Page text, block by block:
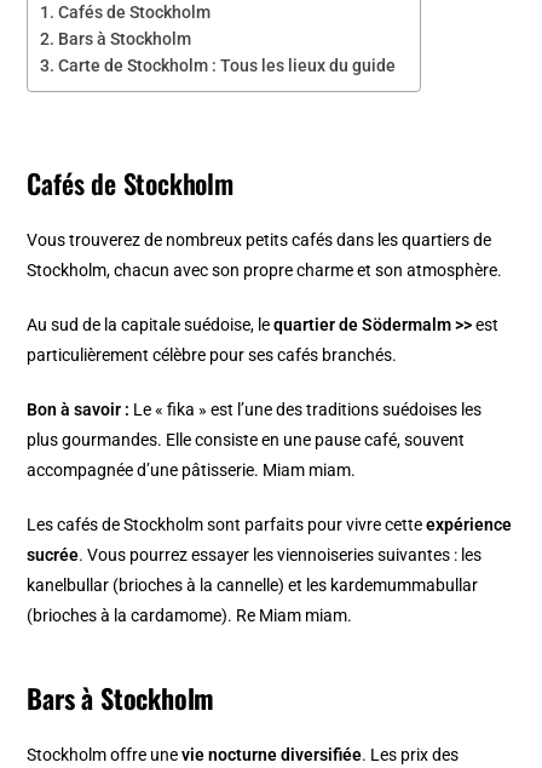
Cafés de Stockholm
Bars à Stockholm
Carte de Stockholm : Tous les lieux du guide
Cafés de Stockholm
Vous trouverez de nombreux petits cafés dans les quartiers de
Stockholm, chacun avec son propre charme et son atmosphère.
Au sud de lacapitale suédoise, lequartier de Södermalm >> est
particulièrement célèbre pour ses cafés branchés.
Bon à savoir : Le « fika » est l’une des traditions suédoises les
plus gourmandes. Elle consiste en une pause café, souvent
accompagnée d’une pâtisserie. Miam miam.
Les cafés de Stockholm sont parfaits pour vivre cetteexpérience
sucrée. Vous pourrez essayer les viennoiseries suivantes : les
kanelbullar (brioches à la cannelle) et les kardemummabullar
(brioches à la cardamome). Re Miam miam.
Bars à Stockholm
Stockholm offre unevie nocturne diversifiée. Les prix des